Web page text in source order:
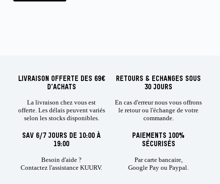
LIVRAISON OFFERTE DES 69€
D'ACHATS
La livraison chez vous est
offerte. Les délais peuvent variés
selon les stocks disponibles.
RETOURS & ECHANGES SOUS
30 JOURS
En cas d'erreur nous vous offrons
le retour ou l'échange de votre
commande.
SAV 6/7 JOURS DE 10:00 À
19:00
Besoin d'aide ?
Contactez l'assistance KUURV.
PAIEMENTS 100%
SÉCURISÉS
Par carte bancaire,
Google Pay ou Paypal.